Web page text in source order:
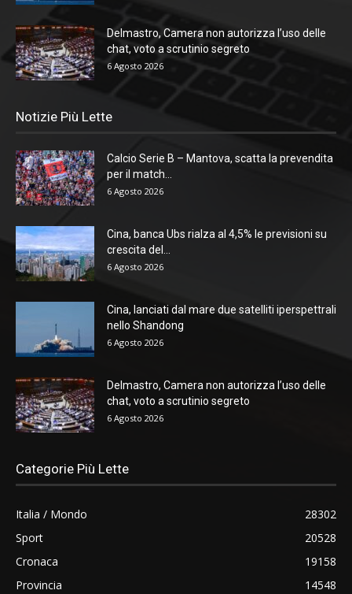
Delmastro, Camera non autorizza l’uso delle
chat, voto a scrutinio segreto
6 Agosto 2026
Notizie Più Lette
Calcio Serie B – Mantova, scatta la prevendita
per il match...
6 Agosto 2026
Cina, banca Ubs rialza al 4,5% le previsioni su
crescita del...
6 Agosto 2026
Cina, lanciati dal mare due satelliti iperspettrali
nello Shandong
6 Agosto 2026
Delmastro, Camera non autorizza l’uso delle
chat, voto a scrutinio segreto
6 Agosto 2026
Categorie Più Lette
Italia / Mondo
28302
Sport
20528
Cronaca
19158
Provincia
14548